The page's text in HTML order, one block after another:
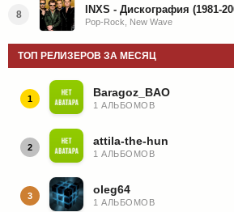
8 INXS - Дискография (1981-
Pop-Rock, New Wave
ТОП РЕЛИЗЕРОВ ЗА МЕСЯЦ
1 Baragoz_BAO
1 АЛЬБОМОВ
2 attila-the-hun
1 АЛЬБОМОВ
3 oleg64
1 АЛЬБОМОВ